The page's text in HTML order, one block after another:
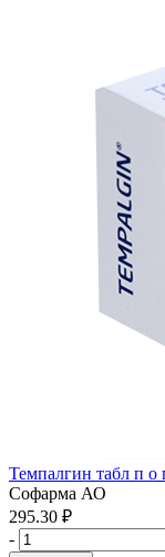
Темпалгин табл п о
Софарма АО
295.30 ₽
-